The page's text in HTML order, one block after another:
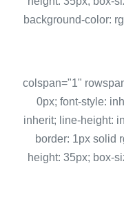
background-color:
< colspan="1"
0px; font-style:
inherit; line-height:
border: 1px solid
height: 35px; box-